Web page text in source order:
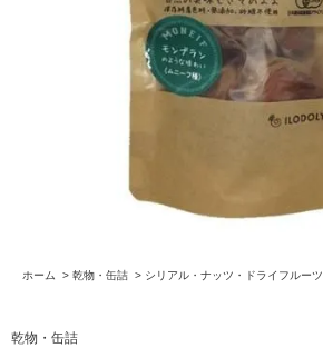
ホーム > 乾物・缶詰 > シリアル・ナッツ・ドライフルーツ
乾物・缶詰